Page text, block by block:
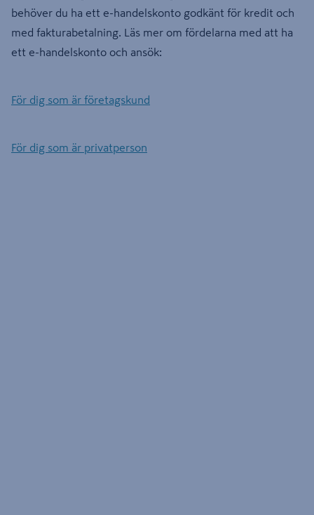
behöver du ha ett e-handelskonto godkänt för kredit och
med fakturabetalning. Läs mer om fördelarna med att ha
ett e-handelskonto och ansök:
För dig som är företagskund
För dig som är privatperson